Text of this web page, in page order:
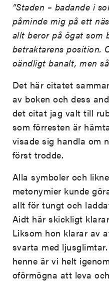
”Staden – badande i
påminde mig på ett
allt beror på ögat som
betraktarens position.
oändligt banalt, men
Det här citatet
av boken och dess
det citat jag valt till
som förresten är
visade sig handla om
först trodde.
Alla symboler och
metonymier kunde
allt för tungt och
Aidt här skickligt
Liksom hon klarar av
svarta med
henne är vi helt
oförmögna att leva